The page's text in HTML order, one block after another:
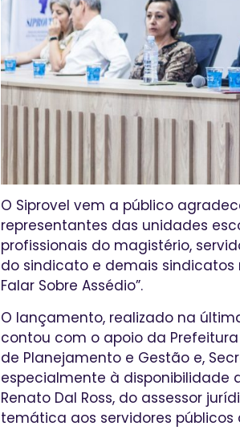
O Siprovel vem a público
representantes das unidades
profissionais do magistério,
do sindicato e demais
Falar Sobre Assédio”.
O lançamento, realizado na
contou com o apoio da
de Planejamento e Gestão e,
especialmente à disponibilidade
Renato Dal Ross, do assessor
temática aos servidores públicos